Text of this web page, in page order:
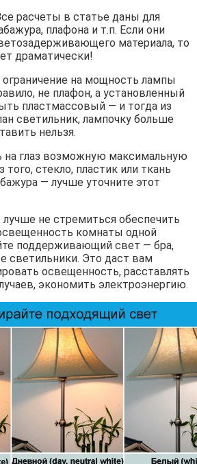
расчеты в статье даны для
плафона и т.п. Если они
материала, то
драматически!
на мощность лампы
не плафон, а установленный
пластмассовый — и тогда из
светильник, лампочку больше
нельзя.
на глаз возможную максимальную
стекло, пластик или ткань
— лучше уточните этот
лучше не стремиться обеспечить
комнаты одной
поддерживающий свет — бра,
светильники. Это даст вам
освещенность, расставлять
экономить электроэнергию.